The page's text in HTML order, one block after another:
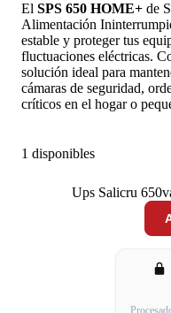
El SPS 650 HOME+ de
Alimentación
estable y proteger tus
fluctuaciones eléctricas.
solución ideal para
cámaras de seguridad,
críticos en el hogar o
1 disponibles
Ups Salicru